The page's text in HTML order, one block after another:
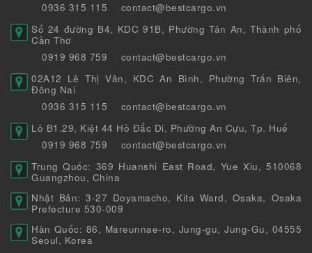
0936 315 115
contact@bestcargo.vn
Số 24 đường B4, KDC 91B, Phường Tân An, Thành phố
Cần Thơ
0919 968 759
contact@bestcargo.vn
02A12 Lê Thị Vân, KDC An Bình, Phường Trấn Biên,
Đồng Nai
0936 315 115
contact@bestcargo.vn
Lô B1.29, Kiệt 44 Hồ Đắc Di, Phường An Cựu, Tp. Huế
0919 968 759
contact@bestcargo.vn
Trung Quốc: 369 Huanshi East Road, Yue Xiu, 510068
Guangzhou, China
Nhật Bản: 3-27 Doyamacho, Kita Ward, Osaka, Osaka
Prefecture 530-009
Hàn Quốc: 86, Mareunnae-ro, Jung-gu, Jung-Gu, 04555
Seoul, Korea